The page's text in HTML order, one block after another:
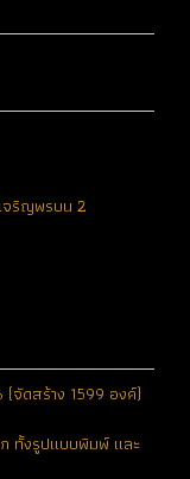
จริญพรบน 2
(จัดสร้าง 1599 องค์)
ทั้งรูปแบบพิมพ์ และ